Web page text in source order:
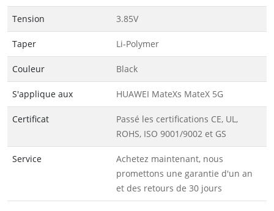
Tension 3.85V
Taper Li-Polymer
Couleur Black
S'applique aux HUAWEI MateXs MateX 5G
Certificat
Passé les certifications CE, UL,
ROHS, ISO 9001/9002 et GS
Service
Achetez maintenant, nous
promettons une garantie d'un an
et des retours de 30 jours